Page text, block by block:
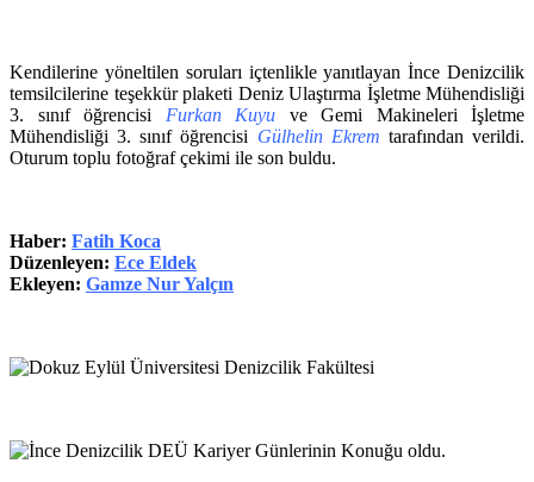
Kendilerine yöneltilen soruları içtenlikle yanıtlayan İnce Denizcilik
temsilcilerine teşekkür plaketi Deniz Ulaştırma İşletme Mühendisliği
3. sınıf öğrencisi Furkan Kuyu ve Gemi Makineleri İşletme
Mühendisliği 3. sınıf öğrencisi Gülhelin Ekrem tarafından verildi.
Oturum toplu fotoğraf çekimi ile son buldu.
Haber: Fatih Koca
Düzenleyen: Ece Eldek
Ekleyen: Gamze Nur Yalçın